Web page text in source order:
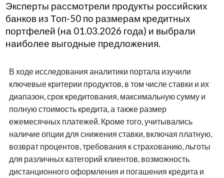
Эксперты рассмотрели продукты российских
банков из Топ-50 по размерам кредитных
портфелей (на 01.03.2026 года) и выбрали
наиболее выгодные предложения.
В ходе исследования аналитики портала изучили
ключевые критерии продуктов, в том числе ставки и их
диапазон, срок кредитования, максимальную сумму и
полную стоимость кредита, а также размер
ежемесячных платежей. Кроме того, учитывались
наличие опции для снижения ставки, включая платную,
возврат процентов, требования к страхованию, льготы
для различных категорий клиентов, возможность
дистанционного оформления и погашения кредита и